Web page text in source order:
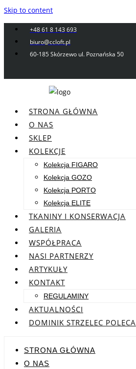
Skip to content
+48 61 8 143 693
biuro@ccloft.pl
60-185 Skórzewo ul. Poznańska 50
STRONA GŁÓWNA
O NAS
SKLEP
KOLEKCJE
Kolekcja FIGARO
Kolekcja GOZO
Kolekcja PORTO
Kolekcja ELITE
TKANINY I KONSERWACJA
GALERIA
WSPÓŁPRACA
NASI PARTNERZY
ARTYKUŁY
KONTAKT
REGULAMINY
AKTUALNOŚCI
DOMINIK STRZELEC POLECA
STRONA GŁÓWNA
O NAS